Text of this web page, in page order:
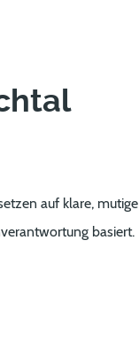
auf klare, mutige
basiert.